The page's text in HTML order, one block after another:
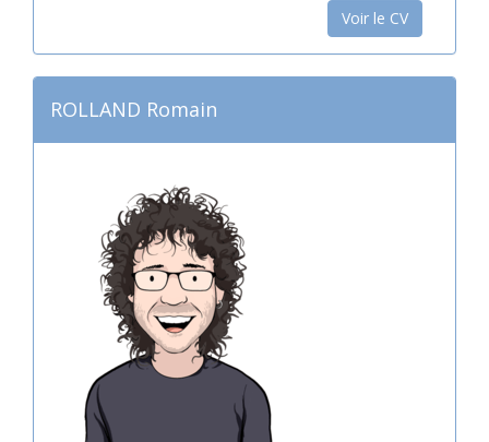
Voir le CV
ROLLAND Romain